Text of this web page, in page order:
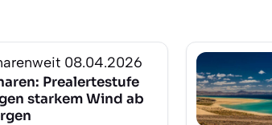
08.04.2026
Prealertestufe
starkem Wind ab